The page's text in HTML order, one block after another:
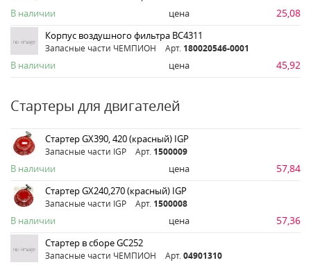
В наличии цена 25,08
Корпус воздушного фильтра ВС4311
Запасные части ЧЕМПИОН Арт. 180020546-0001
В наличии цена 45,92
Стартеры для двигателей
Стартер GX390, 420 (красный) IGP
Запасные части IGP Арт. 1500009
В наличии цена 57,84
Стартер GX240,270 (красный) IGP
Запасные части IGP Арт. 1500008
В наличии цена 57,36
Стартер в сборе GC252
Запасные части ЧЕМПИОН Арт. 04901310